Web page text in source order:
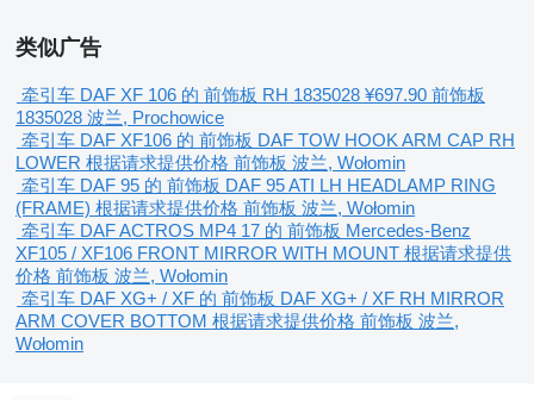
类似广告
牵引车 DAF XF 106 的 前饰板 RH 1835028 ¥697.90 前饰板
1835028 波兰, Prochowice
牵引车 DAF XF106 的 前饰板 DAF TOW HOOK ARM CAP RH
LOWER 根据请求提供价格 前饰板 波兰, Wołomin
牵引车 DAF 95 的 前饰板 DAF 95 ATI LH HEADLAMP RING
(FRAME) 根据请求提供价格 前饰板 波兰, Wołomin
牵引车 DAF ACTROS MP4 17 的 前饰板 Mercedes-Benz
XF105 / XF106 FRONT MIRROR WITH MOUNT 根据请求提供
价格 前饰板 波兰, Wołomin
牵引车 DAF XG+ / XF 的 前饰板 DAF XG+ / XF RH MIRROR
ARM COVER BOTTOM 根据请求提供价格 前饰板 波兰,
Wołomin